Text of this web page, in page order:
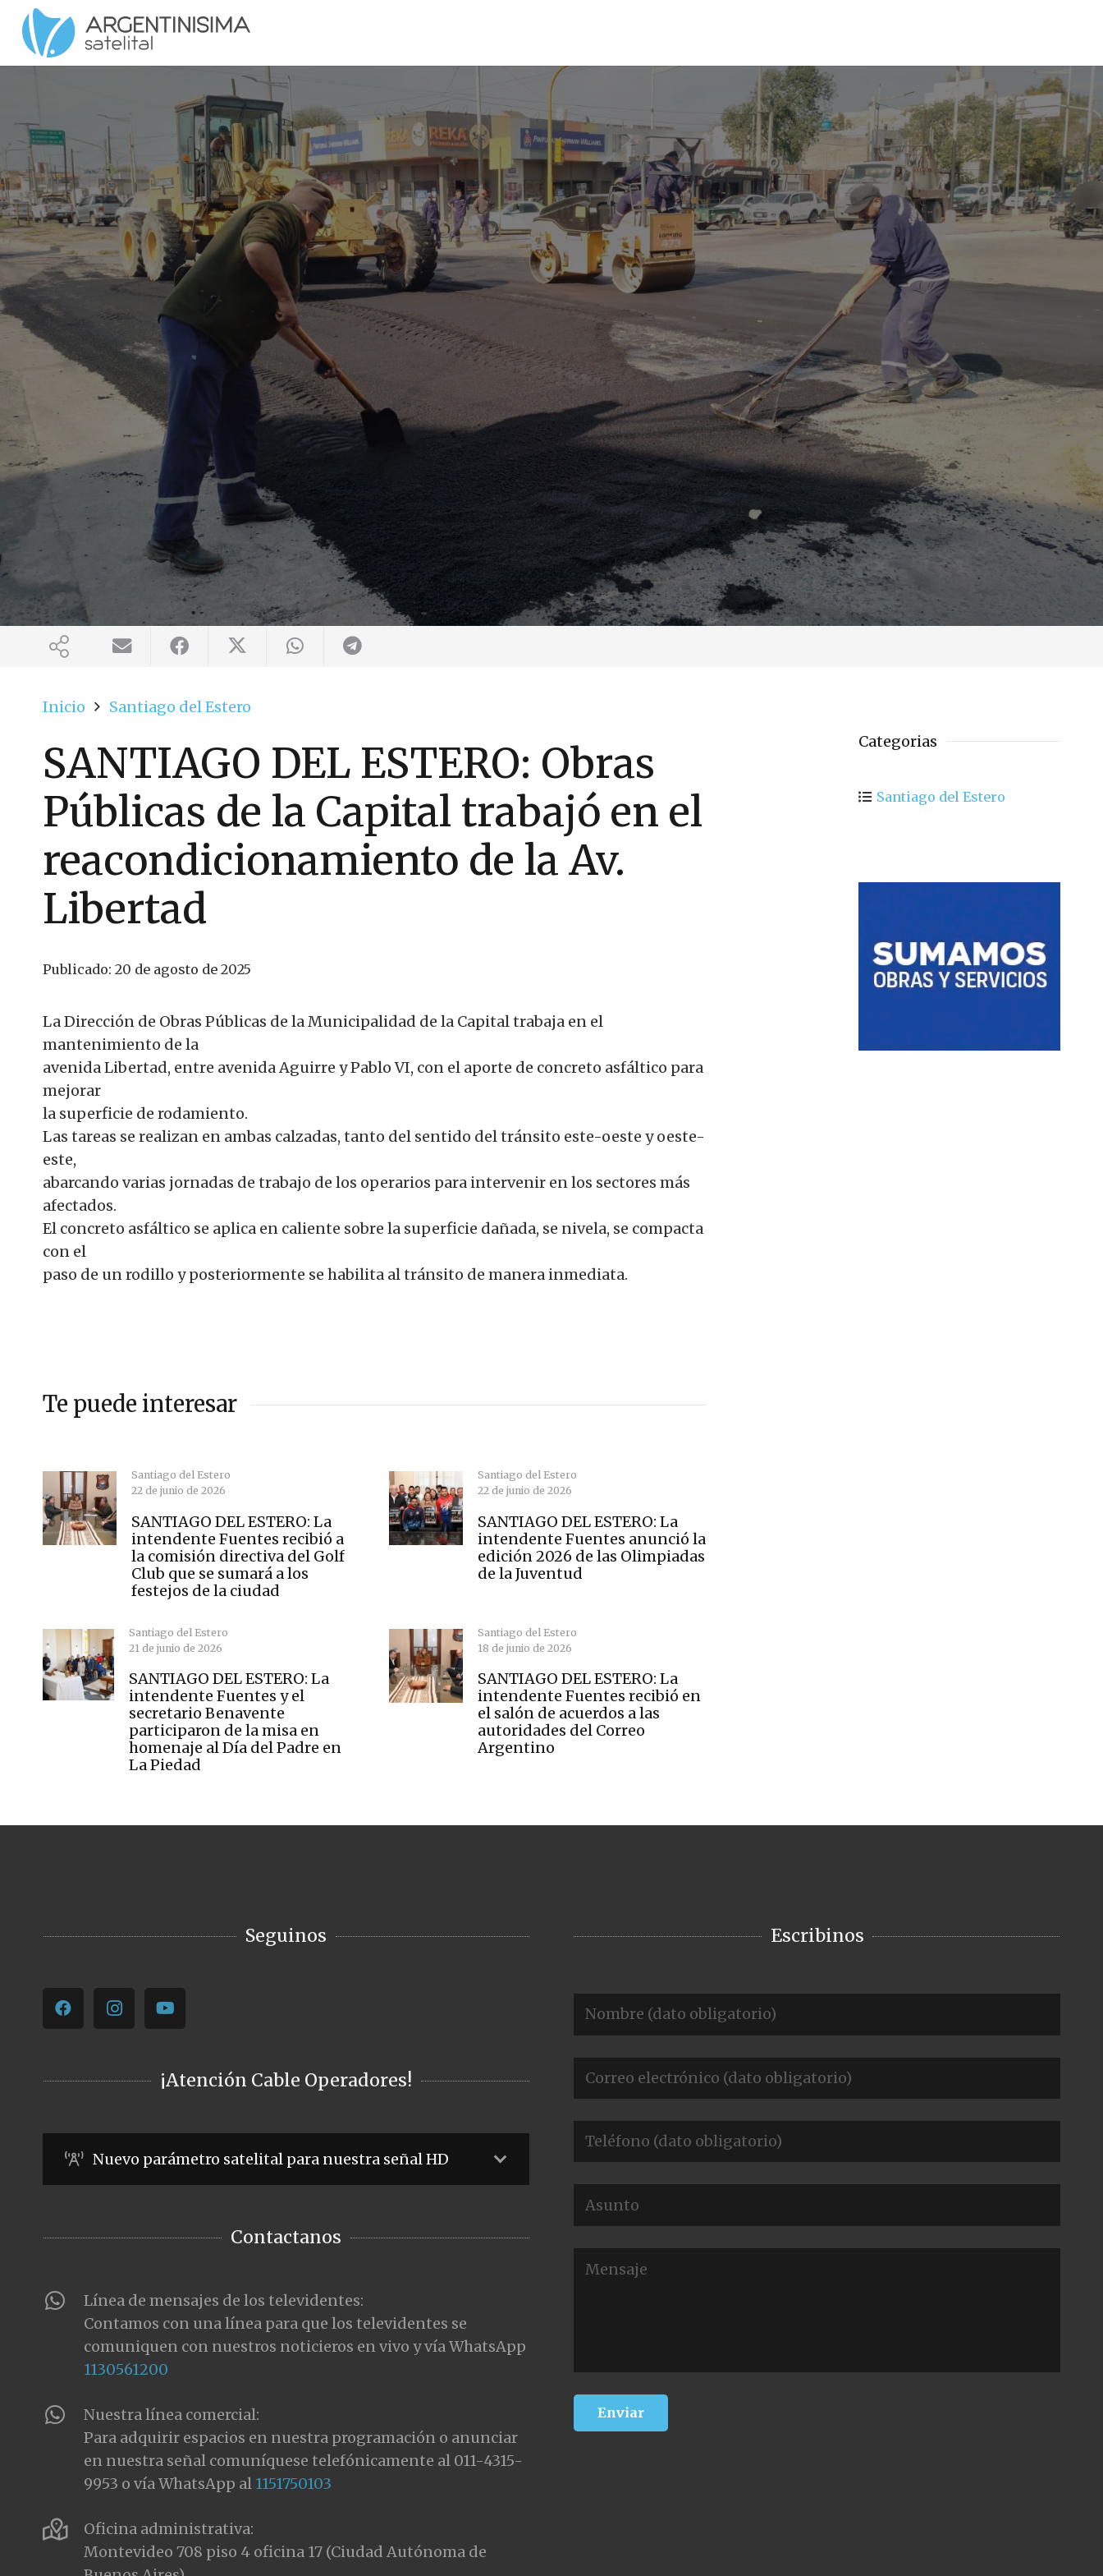
Inicio Santiago del Estero
SANTIAGO DEL ESTERO: Obras
Públicas de la Capital trabajó en el
reacondicionamiento de la Av.
Libertad
Publicado: 20 de agosto de 2025
La Dirección de Obras Públicas de la Municipalidad de la Capital trabaja en el
mantenimiento de la
avenida Libertad, entre avenida Aguirre y Pablo VI, con el aporte de concreto asfáltico para
mejorar
la superficie de rodamiento.
Las tareas se realizan en ambas calzadas, tanto del sentido del tránsito este-oeste y oeste-
este,
abarcando varias jornadas de trabajo de los operarios para intervenir en los sectores más
afectados.
El concreto asfáltico se aplica en caliente sobre la superficie dañada, se nivela, se compacta
con el
paso de un rodillo y posteriormente se habilita al tránsito de manera inmediata.
Te puede interesar
Santiago del Estero
22 de junio de 2026
SANTIAGO DEL ESTERO: La
intendente Fuentes recibió a
la comisión directiva del Golf
Club que se sumará a los
festejos de la ciudad
Santiago del Estero
22 de junio de 2026
SANTIAGO DEL ESTERO: La
intendente Fuentes anunció la
edición 2026 de las Olimpiadas
de la Juventud
Santiago del Estero
21 de junio de 2026
SANTIAGO DEL ESTERO: La
intendente Fuentes y el
secretario Benavente
participaron de la misa en
homenaje al Día del Padre en
La Piedad
Santiago del Estero
18 de junio de 2026
SANTIAGO DEL ESTERO: La
intendente Fuentes recibió en
el salón de acuerdos a las
autoridades del Correo
Argentino
Categorias
Santiago del Estero
Seguinos
¡Atención Cable Operadores!
Nuevo parámetro satelital para nuestra señal HD
Contactanos
Línea de mensajes de los televidentes:
Contamos con una línea para que los televidentes se
comuniquen con nuestros noticieros en vivo y vía WhatsApp
1130561200
Nuestra línea comercial:
Para adquirir espacios en nuestra programación o anunciar
en nuestra señal comuníquese telefónicamente al 011-4315-
9953 o vía WhatsApp al 1151750103
Oficina administrativa:
Montevideo 708 piso 4 oficina 17 (Ciudad Autónoma de
Escribinos